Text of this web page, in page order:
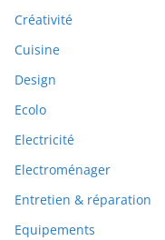
Créativité
Cuisine
Design
Ecolo
Electricité
Electroménager
Entretien & réparation
Equipements